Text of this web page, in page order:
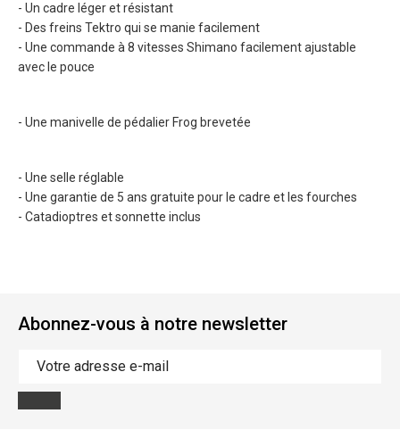
- Un cadre léger et résistant
- Des freins Tektro qui se manie facilement
- Une commande à 8 vitesses Shimano facilement ajustable
avec le pouce
- Une manivelle de pédalier Frog brevetée
- Une selle réglable
- Une garantie de 5 ans gratuite pour le cadre et les fourches
- Catadioptres et sonnette inclus
Abonnez-vous à notre newsletter